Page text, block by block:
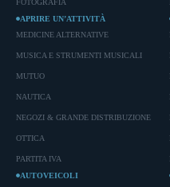
FOTOGRAFIA
APRIRE UN’ATTIVITÀ
MEDICINE ALTERNATIVE
MUSICA E STRUMENTI MUSICALI
MUTUO
NAUTICA
NEGOZI & GRANDE DISTRIBUZIONE
OTTICA
PARTITA IVA
AUTOVEICOLI